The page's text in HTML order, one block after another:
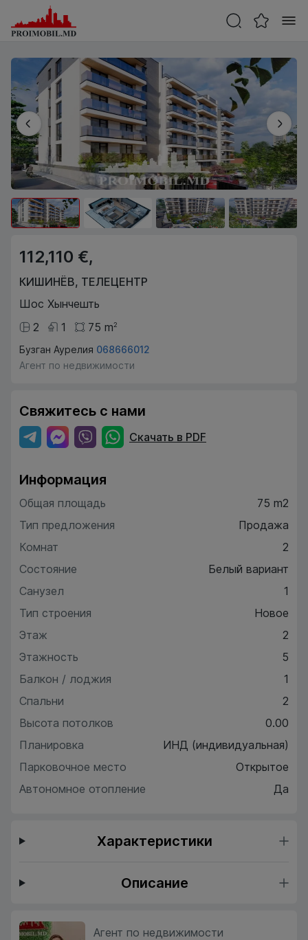
112,110 €,
КИШИНЁВ, ТЕЛЕЦЕНТР
Шос Хынчешть
2
1 75 m2
Бузган Аурелия 068666012
Агент по недвижимости
Свяжитесь с нами
Скачать в PDF
Информация
Общая площадь
75 m2
Тип предложения
Продажа
Комнат
2
Состояние
Белый вариант
Санузел
1
Тип строения
Новое
Этаж
2
Этажность
5
Балкон / лоджия
1
Спальни
2
Высота потолков
0.00
Планировка
ИНД (индивидуальная)
Парковочное место
Открытое
Автономное отопление
Да
Характеристики
Описание
Агент по недвижимости